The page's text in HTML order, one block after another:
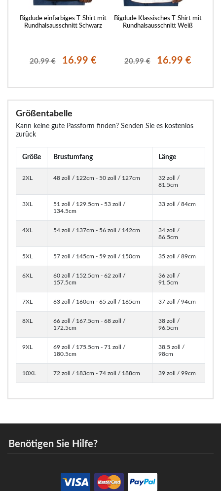
Bigdude einfarbiges T-Shirt mit
Rundhalsausschnitt Schwarz
20.99 € 16.99 €
Bigdude Klassisches T-Shirt mit
Rundhalsausschnitt Weiß
20.99 € 16.99 €
Größentabelle
Kann keine gute Passform finden? Senden Sie es kostenlos
zurück
Größe Brustumfang Länge
2XL 48 zoll / 122cm - 50 zoll / 127cm
32 zoll /
81.5cm
3XL
51 zoll / 129.5cm - 53 zoll /
134.5cm
33 zoll / 84cm
4XL 54 zoll / 137cm - 56 zoll / 142cm
34 zoll /
86.5cm
5XL 57 zoll / 145cm - 59 zoll / 150cm 35 zoll / 89cm
6XL
60 zoll / 152.5cm - 62 zoll /
157.5cm
36 zoll /
91.5cm
7XL 63 zoll / 160cm - 65 zoll / 165cm 37 zoll / 94cm
8XL
66 zoll / 167.5cm - 68 zoll /
172.5cm
38 zoll /
96.5cm
9XL
69 zoll / 175.5cm - 71 zoll /
180.5cm
38.5 zoll /
98cm
10XL 72 zoll / 183cm - 74 zoll / 188cm 39 zoll / 99cm
Benötigen Sie Hilfe?